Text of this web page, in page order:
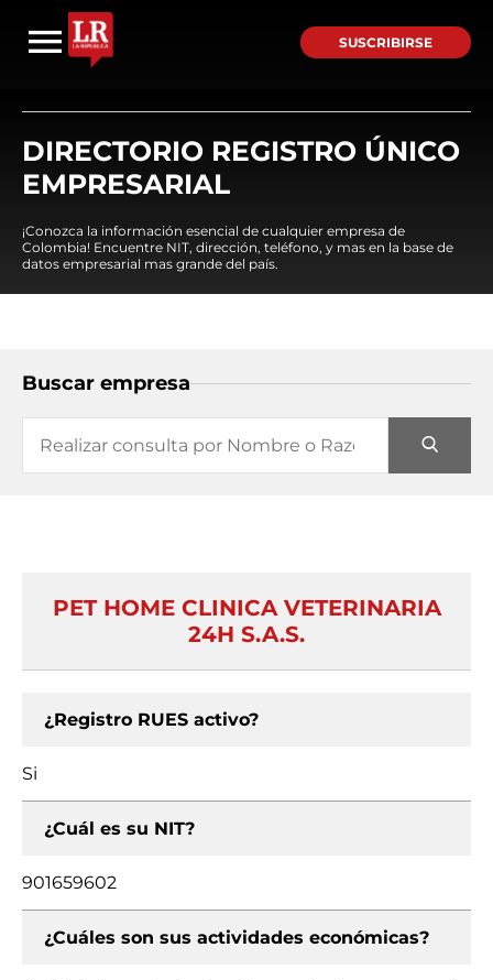
SUSCRIBIRSE
DIRECTORIO REGISTRO ÚNICO
EMPRESARIAL
¡Conozca la información esencial de cualquier empresa de
Colombia! Encuentre NIT, dirección, teléfono, y mas en la base de
datos empresarial mas grande del país.
Buscar empresa
PET HOME CLINICA VETERINARIA
24H S.A.S.
¿Registro RUES activo?
Si
¿Cuál es su NIT?
901659602
¿Cuáles son sus actividades económicas?